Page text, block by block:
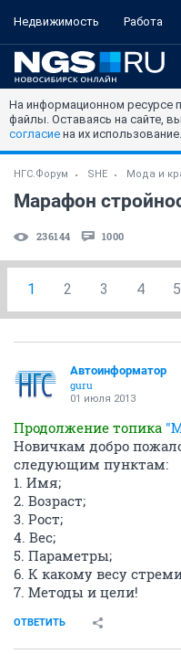
Недвижимость Работа
На информационном ресурсе
файлы. Оставаясь на сайте,
согласие на их использование.
НГС.Форум SHE Мода и
Марафон
236144 1000
1 2 3 4 5
Автоинформатор
guru
01 июля 2013
Продолжение топика
Новичкам добро
следующим пунктам:
1. Имя;
2. Возраст;
3. Рост;
4. Вес;
5. Параметры;
6. К какому весу
7. Методы и цели!
ОТВЕТИТЬ